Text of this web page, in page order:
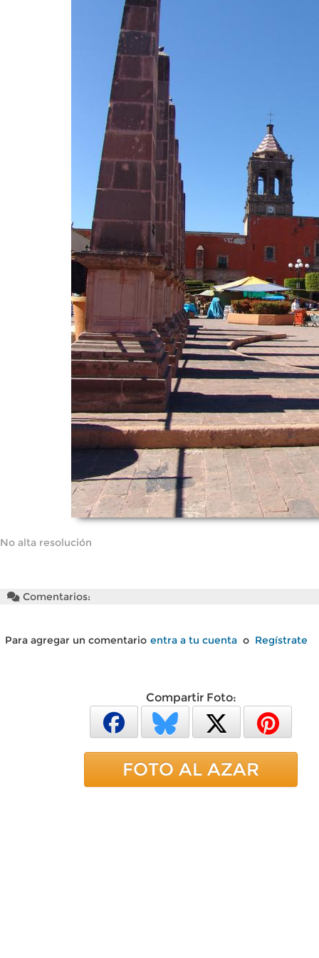
No alta resolución
Comentarios:
Para agregar un comentario entra a tu cuenta o Regístrate
Compartir Foto:
FOTO AL AZAR